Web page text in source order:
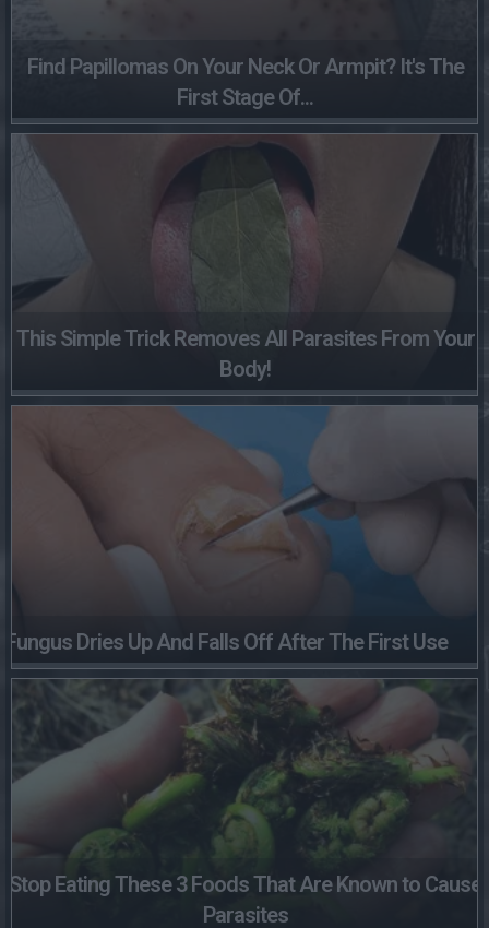
Find Papillomas On Your Neck Or Armpit? It's The
First Stage Of...
This Simple Trick Removes All Parasites From Your
Body!
Fungus Dries Up And Falls Off After The First Use
Stop Eating These 3 Foods That Are Known to Cause
Parasites